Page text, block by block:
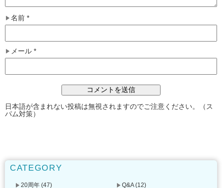
名前 *
メール *
日本語が含まれない投稿は無視されますのでご注意ください。（ス
パム対策）
CATEGORY
20周年 (47) Q&A(12)